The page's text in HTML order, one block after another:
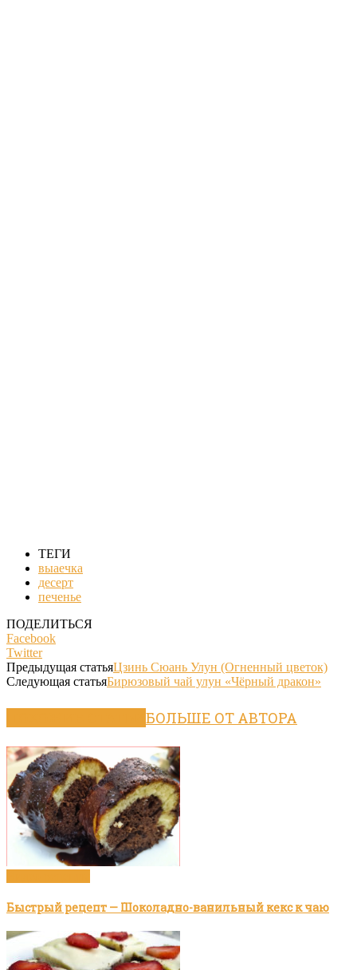
ТЕГИ
выаечка
десерт
печенье
ПОДЕЛИТЬСЯ
Facebook
Twitter
Предыдущая статьяЦзинь Сюань Улун (Огненный цветок)
Следующая статьяБирюзовый чай улун «Чёрный дракон»
БОЛЬШЕ ОТ АВТОРА
Быстрый рецепт — Шоколадно-ванильный кекс к чаю